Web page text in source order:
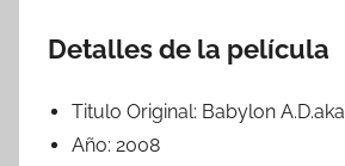
Detalles de la película
Titulo Original: Babylon A.D.aka
Año: 2008